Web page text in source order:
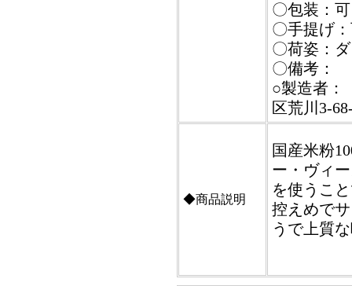
〇包装：可
〇手提げ
〇荷姿：
〇備考：
○製造者：
区荒川3-
◆商品説明
国産米粉
ー・ヴィ
を使うこ
控えめで
うで上質